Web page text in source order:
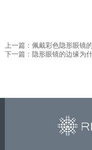
上一篇：佩戴彩色隐形眼镜
下一篇：隐形眼镜的边缘为